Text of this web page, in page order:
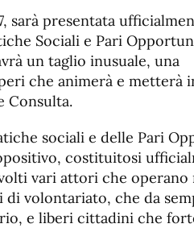
fuente
de
fuente.
sarà presentata
Sociali e Pari
un taglio inusuale, una
che animerà e metterà
Consulta.
sociali e delle Pari
costituitosi
vari attori che operano
di volontariato, che da
e liberi cittadini che